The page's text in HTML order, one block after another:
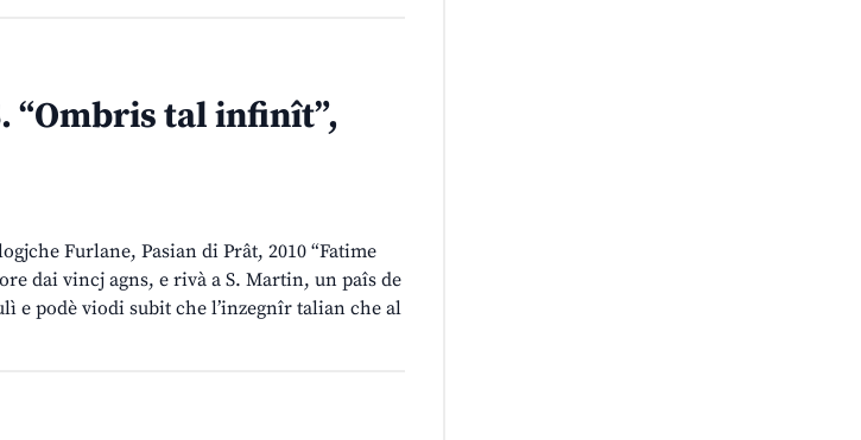
“Ombris tal infinît”,
Furlane, Pasian di Prât, 2010 “Fatime
dai vincj agns, e rivà a S. Martin, un paîs de
e podè viodi subit che l’inzegnîr talian che al